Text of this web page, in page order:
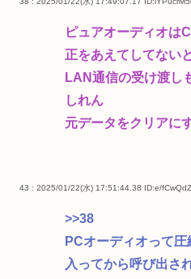
ピュアオーディオは
正をあえてしてない
LAN通信の受け渡し
しれん
元データをクリアに
43 : 2025/01/22(水) 17:51:44.38 ID:e/
>>38
PCオーディオって
入ってから呼び出さ